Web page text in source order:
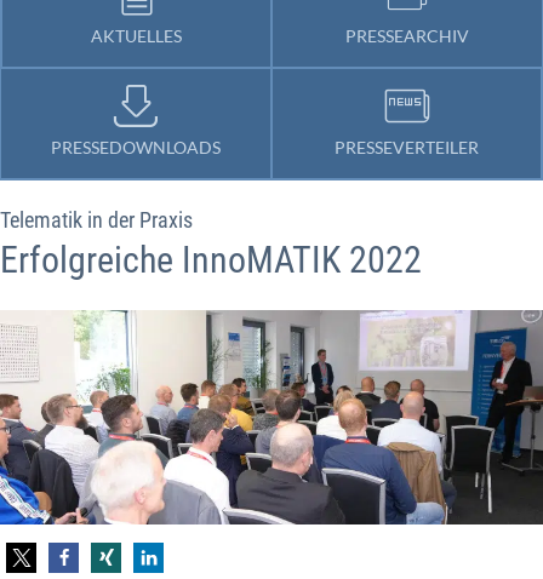
AKTUELLES PRESSEARCHIV
PRESSEDOWNLOADS PRESSEVERTEILER
Telematik in der Praxis
Erfolgreiche InnoMATIK 2022